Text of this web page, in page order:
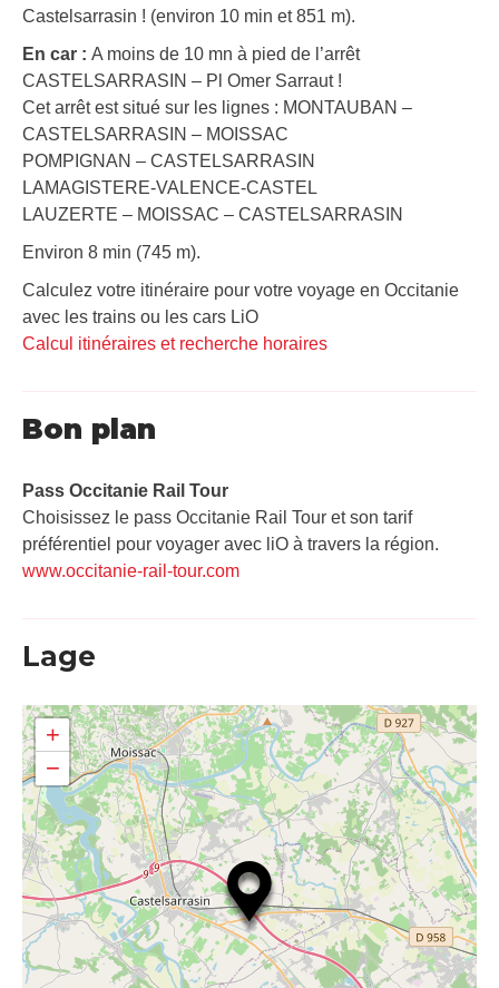
Castelsarrasin ! (environ 10 min et 851 m).
En car : A moins de 10 mn à pied de l’arrêt
CASTELSARRASIN – Pl Omer Sarraut !
Cet arrêt est situé sur les lignes : MONTAUBAN –
CASTELSARRASIN – MOISSAC
POMPIGNAN – CASTELSARRASIN
LAMAGISTERE-VALENCE-CASTEL
LAUZERTE – MOISSAC – CASTELSARRASIN
Environ 8 min (745 m).
Calculez votre itinéraire pour votre voyage en Occitanie
avec les trains ou les cars LiO
Calcul itinéraires et recherche horaires
Bon plan
Pass Occitanie Rail Tour​
Choisissez le pass Occitanie Rail Tour et son tarif
préférentiel pour voyager avec liO à travers la région.
www.occitanie-rail-tour.com
Lage
+
−